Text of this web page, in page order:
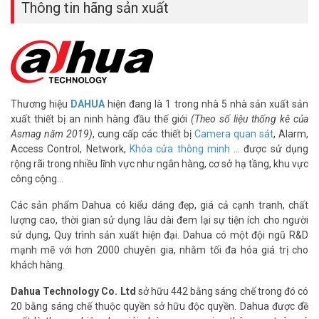
khách hàng vui lòng liên hệ HOTLINE 1900 9259 – (028) 35 166 166
– (028) 3962 5555 – (024) 6256 1111 – (024) 3273 6666 để được
Tham khảo các kênh thông tin khác:
– Facebook:https://www.facebook.com/vuhoangtelecom/
– Website:https://vuhoangtelecom.vn/
Thông tin hãng sản xuất
Thương hiệu DAHUA hiện đang là 1 trong nhà 5 nhà sản xuất sản
xuất thiết bị an ninh hàng đầu thế giới (Theo số liệu thống kê của
Asmag năm 2019), cung cấp các thiết bị Camera quan sát, Alarm,
Access Control, Network, Khóa cửa thông minh … được sử dụng
rộng rãi trong nhiều lĩnh vực như ngân hàng, cơ sở hạ tầng, khu vực
công cộng…
Các sản phẩm Dahua có kiểu dáng đẹp, giá cả cạnh tranh, chất
lượng cao, thời gian sử dụng lâu dài đem lại sự tiện ích cho người
sử dụng, Quy trình sản xuất hiện đại. Dahua có một đội ngũ R&D
mạnh mẽ với hơn 2000 chuyên gia, nhằm tối đa hóa giá trị cho
khách hàng.
Dahua Technology Co. Ltd sở hữu 442 bằng sáng chế trong đó có
20 bằng sáng chế thuộc quyền sở hữu độc quyền. Dahua được đề